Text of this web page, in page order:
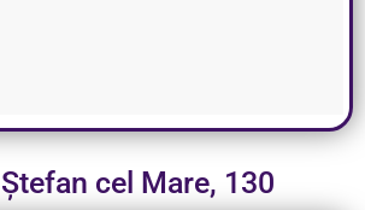
cel Mare, 130